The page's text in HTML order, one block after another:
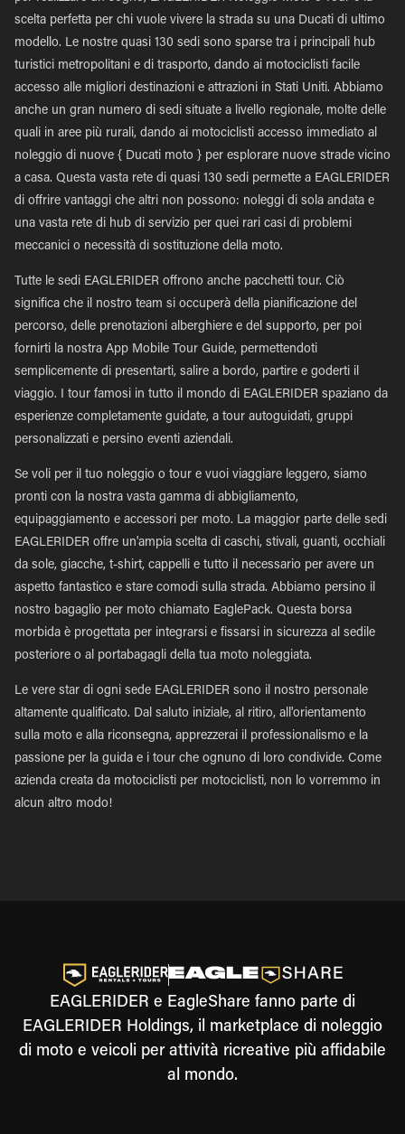
scelta perfetta per chi vuole vivere la strada su una Ducati di ultimo
modello. Le nostre quasi 130 sedi sono sparse tra i principali hub
turistici metropolitani e di trasporto, dando ai motociclisti facile
accesso alle migliori destinazioni e attrazioni in Stati Uniti. Abbiamo
anche un gran numero di sedi situate a livello regionale, molte delle
quali in aree più rurali, dando ai motociclisti accesso immediato al
noleggio di nuove { Ducati moto } per esplorare nuove strade vicino
a casa. Questa vasta rete di quasi 130 sedi permette a EAGLERIDER
di offrire vantaggi che altri non possono: noleggi di sola andata e
una vasta rete di hub di servizio per quei rari casi di problemi
meccanici o necessità di sostituzione della moto.
Tutte le sedi EAGLERIDER offrono anche pacchetti tour. Ciò
significa che il nostro team si occuperà della pianificazione del
percorso, delle prenotazioni alberghiere e del supporto, per poi
fornirti la nostra App Mobile Tour Guide, permettendoti
semplicemente di presentarti, salire a bordo, partire e goderti il
viaggio. I tour famosi in tutto il mondo di EAGLERIDER spaziano da
esperienze completamente guidate, a tour autoguidati, gruppi
personalizzati e persino eventi aziendali.
Se voli per il tuo noleggio o tour e vuoi viaggiare leggero, siamo
pronti con la nostra vasta gamma di abbigliamento,
equipaggiamento e accessori per moto. La maggior parte delle sedi
EAGLERIDER offre un'ampia scelta di caschi, stivali, guanti, occhiali
da sole, giacche, t-shirt, cappelli e tutto il necessario per avere un
aspetto fantastico e stare comodi sulla strada. Abbiamo persino il
nostro bagaglio per moto chiamato EaglePack. Questa borsa
morbida è progettata per integrarsi e fissarsi in sicurezza al sedile
posteriore o al portabagagli della tua moto noleggiata.
Le vere star di ogni sede EAGLERIDER sono il nostro personale
altamente qualificato. Dal saluto iniziale, al ritiro, all'orientamento
sulla moto e alla riconsegna, apprezzerai il professionalismo e la
passione per la guida e i tour che ognuno di loro condivide. Come
azienda creata da motociclisti per motociclisti, non lo vorremmo in
alcun altro modo!
EAGLERIDER e EagleShare fanno parte di
EAGLERIDER Holdings, il marketplace di noleggio
di moto e veicoli per attività ricreative più affidabile
al mondo.